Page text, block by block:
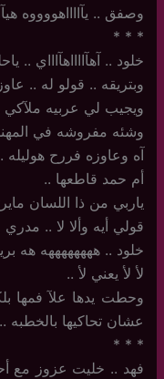
وصفق .. يآااااهووووه
‏*‏ * *
خلود .. آهآااااهآاااي
وبتريقه .. قولو له ..
ويجيب لي عربيه
وشئه مفروشه في
آه وعاوزه فررح هوليله
أم حمد قاطعها ..
ياربي من ذا اللسان
قولي أيه وألا لا ..
خلود .. ههههههههه هه
لأ لأ يعني لأ ..
وحطت يدها علآ فمها
عشان تحاكيها بالخطبه ..
‏*‏ * *
فهد .. خليت عزوز مع